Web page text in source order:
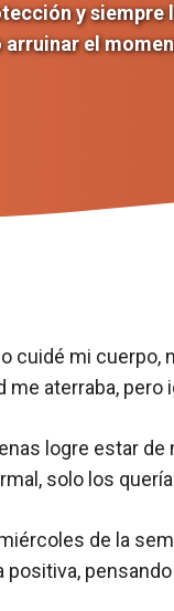
y
el
cuidé mi cuerpo,
me aterraba,
logre estar
solo los
de la